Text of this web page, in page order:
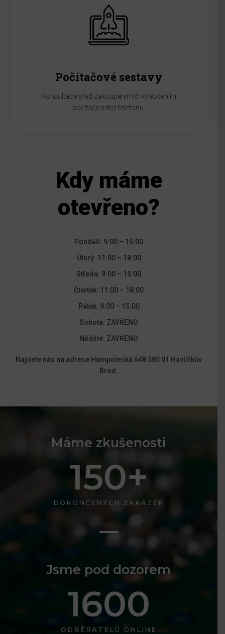
Počítačové sestavy
Konzultace před zakoupením či vylepšením
počítače nebo telefonu.
Kdy máme
otevřeno?
Pondělí: 9:00 – 15:00
Úterý: 11:00 – 18:00
Středa: 9:00 – 15:00
Čtvrtek: 11:00 – 18:00
Pátek: 9:00 – 15:00
Sobota: ZAVŘENO
Něděle: ZAVŘENO
Najdete nás na adrese Humpolecká 648 580 01 Havlíčkův
Brod.
Máme zkušenosti
150+
DOKONČENÝCH ZAKÁZEK
Jsme pod dozorem
1600
ODBĚRATELŮ ONLINE